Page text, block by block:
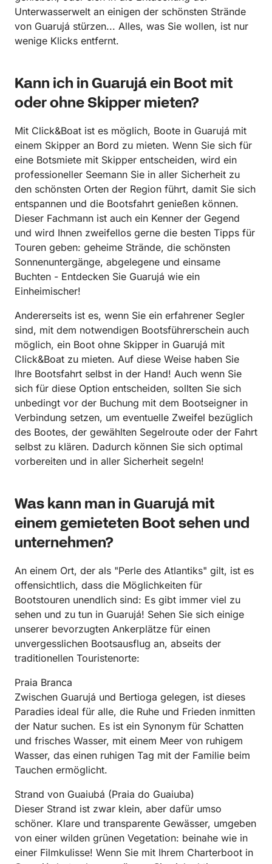
Unterwasserwelt an einigen der schönsten Strände
von Guarujá stürzen... Alles, was Sie wollen, ist nur
wenige Klicks entfernt.
Kann ich in Guarujá ein Boot mit
oder ohne Skipper mieten?
Mit Click&Boat ist es möglich, Boote in Guarujá mit
einem Skipper an Bord zu mieten. Wenn Sie sich für
eine Botsmiete mit Skipper entscheiden, wird ein
professioneller Seemann Sie in aller Sicherheit zu
den schönsten Orten der Region führt, damit Sie sich
entspannen und die Bootsfahrt genießen können.
Dieser Fachmann ist auch ein Kenner der Gegend
und wird Ihnen zweifellos gerne die besten Tipps für
Touren geben: geheime Strände, die schönsten
Sonnenuntergänge, abgelegene und einsame
Buchten - Entdecken Sie Guarujá wie ein
Einheimischer!
Andererseits ist es, wenn Sie ein erfahrener Segler
sind, mit dem notwendigen Bootsführerschein auch
möglich, ein Boot ohne Skipper in Guarujá mit
Click&Boat zu mieten. Auf diese Weise haben Sie
Ihre Bootsfahrt selbst in der Hand! Auch wenn Sie
sich für diese Option entscheiden, sollten Sie sich
unbedingt vor der Buchung mit dem Bootseigner in
Verbindung setzen, um eventuelle Zweifel bezüglich
des Bootes, der gewählten Segelroute oder der Fahrt
selbst zu klären. Dadurch können Sie sich optimal
vorbereiten und in aller Sicherheit segeln!
Was kann man in Guarujá mit
einem gemieteten Boot sehen und
unternehmen?
An einem Ort, der als "Perle des Atlantiks" gilt, ist es
offensichtlich, dass die Möglichkeiten für
Bootstouren unendlich sind: Es gibt immer viel zu
sehen und zu tun in Guarujá! Sehen Sie sich einige
unserer bevorzugten Ankerplätze für einen
unvergesslichen Bootsausflug an, abseits der
traditionellen Touristenorte:
Praia Branca
Zwischen Guarujá und Bertioga gelegen, ist dieses
Paradies ideal für alle, die Ruhe und Frieden inmitten
der Natur suchen. Es ist ein Synonym für Schatten
und frisches Wasser, mit einem Meer von ruhigem
Wasser, das einen ruhigen Tag mit der Familie beim
Tauchen ermöglicht.
Strand von Guaiubá (Praia do Guaiuba)
Dieser Strand ist zwar klein, aber dafür umso
schöner. Klare und transparente Gewässer, umgeben
von einer wilden grünen Vegetation: beinahe wie in
einer Filmkulisse! Wenn Sie mit Ihrem Charterboot in